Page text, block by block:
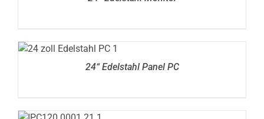
DETAILS
24“ Edelstahl Panel PC